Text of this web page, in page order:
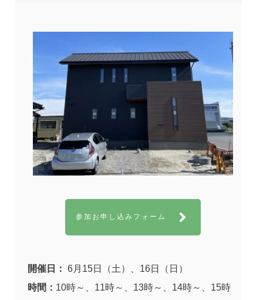
参加お申し込みフォーム
開催日： 6月15日（土）、16日（日）
時間： 10時～、11時～、13時～、14時～、15時